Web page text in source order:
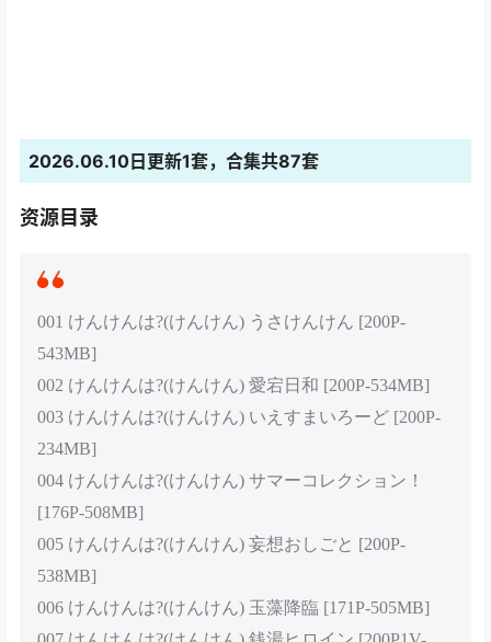
2026.06.10日更新1套，合集共87套
资源目录
001 けんけんは?(けんけん) うさけんけん [200P-
543MB]
002 けんけんは?(けんけん) 愛宕日和 [200P-534MB]
003 けんけんは?(けんけん) いえすまいろーど [200P-